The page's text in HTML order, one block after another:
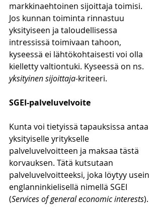
markkinaehtoinen sijoittaja toimisi.
Jos kunnan toiminta rinnastuu
yksityiseen ja taloudellisessa
intressissä toimivaan tahoon,
kyseessä ei lähtökohtaisesti voi olla
kielletty valtiontuki. Kyseessä on ns.
yksityinen sijoittaja-kriteeri.
SGEI-palveluvelvoite
Kunta voi tietyissä tapauksissa antaa
yksityiselle yritykselle
palveluvelvoitteen ja maksaa tästä
korvauksen. Tätä kutsutaan
palveluvelvoitteeksi, joka löytyy usein
englanninkielisellä nimellä SGEI
(Services of general economic interests).